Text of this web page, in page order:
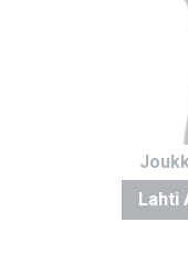
Lahti